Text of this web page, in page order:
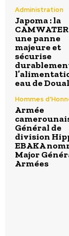
Administration
Japoma : la
une panne
majeure et
sécurise
eau de
Hommes
Armée
Général de
division
EBAKA
Major
Armées